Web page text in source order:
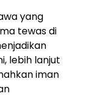
yang
tewas di
lebih lanjut
iman